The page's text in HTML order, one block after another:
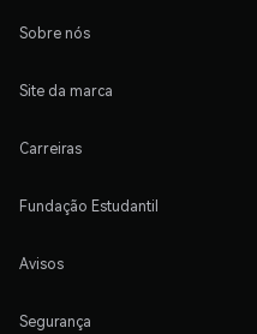
Sobre nós
Site da marca
Carreiras
Fundação Estudantil
Avisos
Segurança